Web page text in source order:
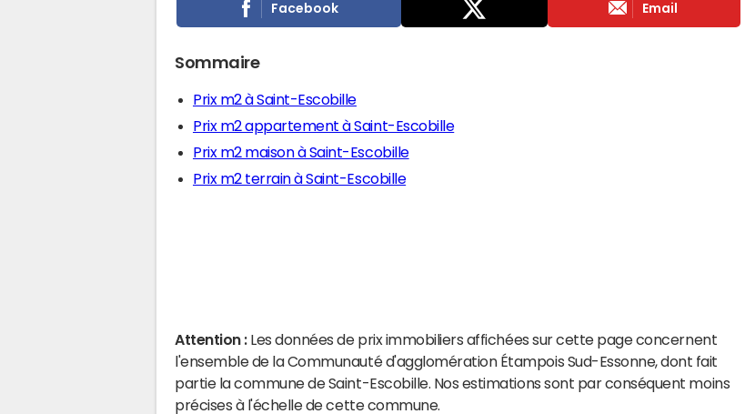
Facebook Email
Sommaire
Prix m2 à Saint-Escobille
Prix m2 appartement à Saint-Escobille
Prix m2 maison à Saint-Escobille
Prix m2 terrain à Saint-Escobille
Attention : Les données de prix immobiliers affichées sur cette page concernent
l'ensemble de la Communauté d'agglomération Étampois Sud-Essonne, dont fait
partie la commune de Saint-Escobille. Nos estimations sont par conséquent moins
précises à l'échelle de cette commune.